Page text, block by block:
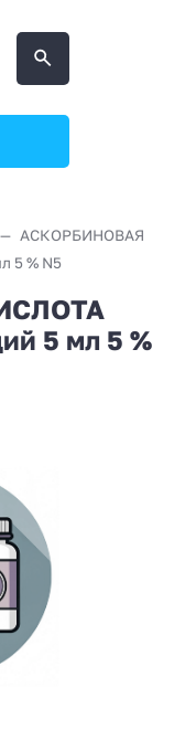
АСКОРБИНОВАЯ
5 % N5
5 мл 5 %